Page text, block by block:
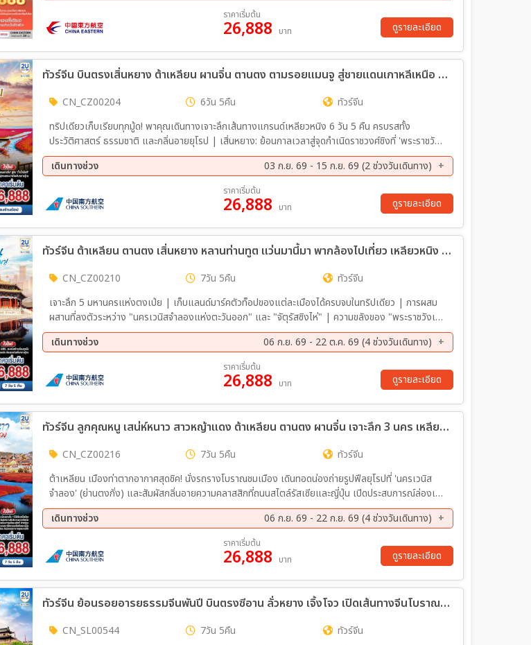
14 ส.ค. 69 - 21 ส.ค. 69
28 ส.ค. 69 - 04 ก.ย. 69
04 ก.ย. 69 - 11 ก.ย. 69
11 ก.ย. 69 - 18 ก.ย. 69
16 ต.ค. 69 - 23 ต.ค. 69
ราคาเริ่มต้น
26,888 บาท ดูรายละเอียด
ทัวร์จีน บินตรงเสิ่นหยาง ต้าเหลียน ผานจิ่น ตานตง ตามรอยแมนจู สู่ชายแดนเกาหลีเหนือ 6วัน 5คืน (CZ)
CN_CZ00204 6วัน 5คืน
ทัวร์จีน
ทริปเดียวเก็บเรียบทุกมู้ด! พาคุณเดินทางเจาะลึกเส้นทางแกรนด์เหลียวหนิง 6 วัน 5 คืน ครบรสทั้ง
ประวัติศาสตร์ ธรรมชาติ และกลิ่นอายยุโรป | เสิ่นหยาง: ย้อนกาลเวลาสู่จุดกำเนิดราชวงศ์ชิงที่ 'พระราชวัง
เสิ่นหยางกู้กง' และเดินเล่นสัมผัสบรรยากาศที่ตลาดเหลาเป่ย | เปิ่นซี & ตานตง: นั่งเรือทะลวงความงาม
'ถ้ำน้ำเปิ่นซี' ก่อนไปยืนรับลมชมพรมแดนเกาหลีเหนือที่ 'สะพานขาดต้วนเฉียว' พร้อมชมการแสดงนาฏกรรม
เกาหลีเหนือสุดเอ็กซ์คลูซีฟ | ต้าเหลียน: เปลี่ยนฟีลมานั่งรถรางโบราณ ถ่ายรูปชิคๆ ที่ 'นครเวนิสตะวันออก'
และชมวิวอ่าวหลิงเจียวสุดโรแมนติก | ผานจิ่น: พลาดไม่ได้กับไฮไลท์แห่งปี! ปรากฏการณ์ 'หาดหญ้าแดง'
พรมกำมะหยี่สีเลือดนกที่ 1 ปีมีให้ชมเพียงครั้งเดียว| บินสบายกับ China Southern ทริปจัดเต็ม เที่ยวคุ้ม
เก็บครบทุกฟีลลิ่ง
เดินทางช่วง
03 ก.ย. 69 - 15 ก.ย. 69 (2 ช่วงวันเดินทาง)
10 ก.ย. 69 - 15 ก.ย. 69
ราคาเริ่มต้น
26,888 บาท ดูรายละเอียด
ทัวร์จีน ต้าเหลียน ตานตง เสิ่นหยาง หลานท่านทูต แว่นมานี้มา พากล้องไปเที่ยว เหลียวหนิง 7วัน 5คืน (CZ)
CN_CZ00210 7วัน 5คืน
ทัวร์จีน
เจาะลึก 5 มหานครแห่งตงเป่ย | เก็บแลนด์มาร์คตัวท็อปของแต่ละเมืองได้ครบจบในทริปเดียว | การผสม
ผสานที่ลงตัวระหว่าง "นครเวนิสจำลองแห่งตะวันออก" และ "จัตุรัสซิงไห่" | ความขลังของ "พระราชวังเสิ่น
หยางกู้กง" สถาปัตยกรรมระดับมรดกโลก | ไฮไลท์การล่องเรือแม่น้ำยาลู ชมสะพานขาดต้วนเฉียว พร้อม
มองเห็นฝั่งเกาหลีเหนือได้อย่างใกล้ชิด เป็นประสบการณ์ที่หาทำได้ยาก | นั่งเรือทะลวงความงดงามของถ้ำ
น้ำเปิ่นซี ถ้ำน้ำที่ยาวและอลังการที่สุดในโลก พร้อมแวะสักการะพระหยกที่ใหญ่ที่สุดในโลกที่เมืองอันซาน
เดินทางช่วง
06 ก.ย. 69 - 22 ต.ค. 69 (4 ช่วงวันเดินทาง)
12 ต.ค. 69 - 18 ต.ค. 69
16 ต.ค. 69 - 22 ต.ค. 69
ราคาเริ่มต้น
26,888 บาท ดูรายละเอียด
ทัวร์จีน ลูกคุณหนู เสน่ห์หนาว สาวหญ้าแดง ต้าเหลียน ตานตง ผานจิ่น เจาะลึก 3 นคร เหลียวหนิง 7วัน 5คืน (CZ)
CN_CZ00216 7วัน 5คืน
ทัวร์จีน
ต้าเหลียน เมืองท่าตากอากาศสุดชิค! นั่งรถรางโบราณชมเมือง เดินทอดน่องถ่ายรูปฟีลยุโรปที่ 'นครเวนิส
จำลอง' (ย่านตงกั่ง) และสัมผัสกลิ่นอายความคลาสสิกที่ถนนสไตล์รัสเซียและญี่ปุ่น เปิดประสบการณ์ล่องเรือ
แม่น้ำยาลู ชมวิวพรมแดน 2 ชาติ สัมผัสความลึกลับของฝั่ง 'เกาหลีเหนือ' อย่างใกล้ชิด พร้อมเช็
เดินทางช่วง
06 ก.ย. 69 - 22 ก.ย. 69 (4 ช่วงวันเดินทาง)
11 ก.ย. 69 - 17 ก.ย. 69
16 ก.ย. 69 - 22 ก.ย. 69
ราคาเริ่มต้น
26,888 บาท ดูรายละเอียด
ทัวร์จีน ย้อนรอยอารยธรรมจีนพันปี บินตรงซีอาน ลั่วหยาง เจิ้งโจว เปิดเส้นทางจีนโบราณสุดยิ่งใหญ่ นั่งรถไฟความเร็วสูง **ไม่ลงร้านช้อปปิ้ง** 7วัน 5คืน (SL)
CN_SL00544 7วัน 5คืน
ทัวร์จีน